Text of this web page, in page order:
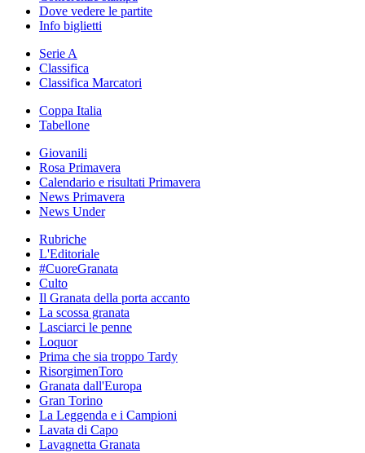
Dove vedere le partite
Info biglietti
Serie A
Classifica
Classifica Marcatori
Coppa Italia
Tabellone
Giovanili
Rosa Primavera
Calendario e risultati Primavera
News Primavera
News Under
Rubriche
L'Editoriale
#CuoreGranata
Culto
Il Granata della porta accanto
La scossa granata
Lasciarci le penne
Loquor
Prima che sia troppo Tardy
RisorgimenToro
Granata dall'Europa
Gran Torino
La Leggenda e i Campioni
Lavata di Capo
Lavagnetta Granata